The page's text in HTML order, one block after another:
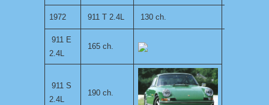
1972 911 T 2.4L 130 ch.
911 E
2.4L
165 ch.
911 S
2.4L
190 ch.